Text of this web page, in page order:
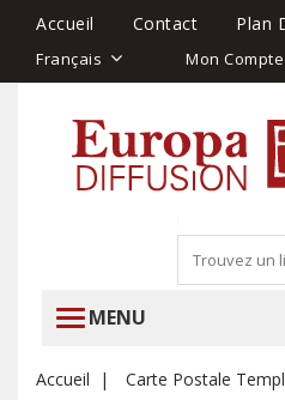
Accueil Contact Plan
Français Mon Compte
MENU
Accueil Carte Postale